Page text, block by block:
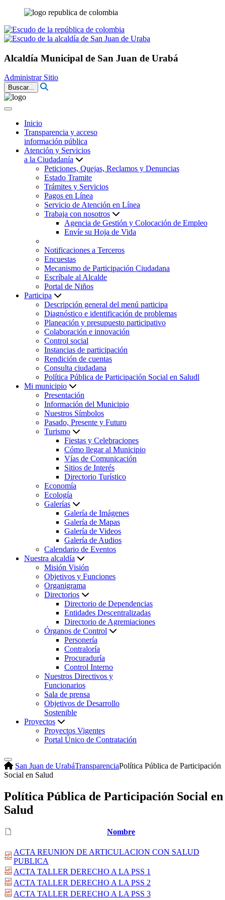
Alcaldía Municipal de San Juan de Urabá
Administrar Sitio
Buscar...
Inicio
Transparencia y acceso
información pública
Atención y Servicios
a la Ciudadanía
Peticiones, Quejas, Reclamos y Denuncias
Estado Tramite
Trámites y Servicios
Pagos en Línea
Servicio de Atención en Línea
Trabaja con nosotros
Agencia de Gestión y Colocación de Empleo
Envíe su Hoja de Vida
Notificaciones a Terceros
Encuestas
Mecanismo de Participación Ciudadana
Escríbale al Alcalde
Portal de Niños
Participa
Descripción general del menú participa
Diagnóstico e identificación de problemas
Planeación y presupuesto participativo
Colaboración e innovación
Control social
Instancias de participación
Rendición de cuentas
Consulta ciudadana
Política Pública de Participación Social en Saludl
Mi municipio
Presentación
Información del Municipio
Nuestros Símbolos
Pasado, Presente y Futuro
Turismo
Fiestas y Celebraciones
Cómo llegar al Municipio
Vías de Comunicación
Sitios de Interés
Directorio Turístico
Economía
Ecología
Galerías
Galería de Imágenes
Galería de Mapas
Galería de Videos
Galería de Audios
Calendario de Eventos
Nuestra alcaldía
Misión Visión
Objetivos y Funciones
Organigrama
Directorios
Directorio de Dependencias
Entidades Descentralizadas
Directorio de Agremiaciones
Órganos de Control
Personería
Contraloría
Procuraduría
Control Interno
Nuestros Directivos y
Funcionarios
Sala de prensa
Objetivos de Desarrollo
Sostenible
Proyectos
Proyectos Vigentes
Portal Único de Contratación
San Juan de UrabáTransparenciaPolítica Pública de Participación
Social en Salud
Política Pública de Participación Social en
Salud
Nombre
ACTA REUNION DE ARTICULACION CON SALUD
PUBLICA
ACTA TALLER DERECHO A LA PSS 1
ACTA TALLER DERECHO A LA PSS 2
ACTA TALLER DERECHO A LA PSS 3